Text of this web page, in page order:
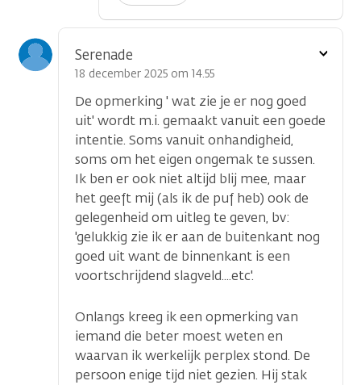
Serenade
18 december 2025 om 14.55
De opmerking ' wat zie je er nog goed
uit' wordt m.i. gemaakt vanuit een goede
intentie. Soms vanuit onhandigheid,
soms om het eigen ongemak te sussen.
Ik ben er ook niet altijd blij mee, maar
het geeft mij (als ik de puf heb) ook de
gelegenheid om uitleg te geven, bv:
'gelukkig zie ik er aan de buitenkant nog
goed uit want de binnenkant is een
voortschrijdend slagveld....etc'.
Onlangs kreeg ik een opmerking van
iemand die beter moest weten en
waarvan ik werkelijk perplex stond. De
persoon enige tijd niet gezien. Hij stak
Toon